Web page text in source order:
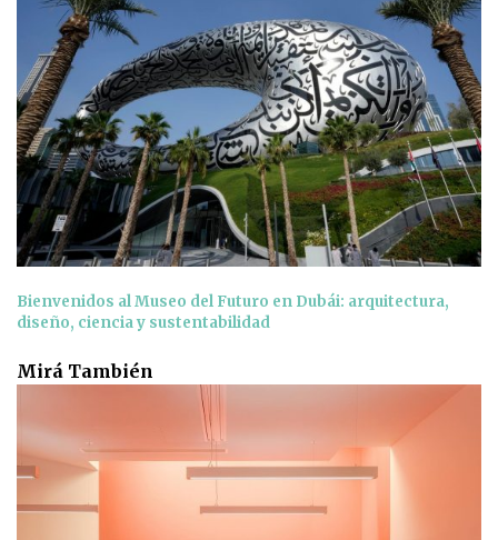
Bienvenidos al Museo del Futuro en Dubái: arquitectura,
diseño, ciencia y sustentabilidad
Mirá También